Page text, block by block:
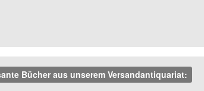
Bücher aus unserem Versandantiquariat: